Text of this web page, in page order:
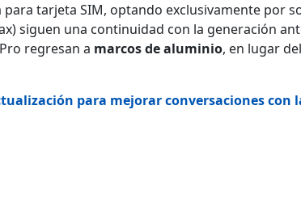
tarjeta SIM, optando exclusivamente por
siguen una continuidad con la generación
regresan a marcos de aluminio, en lugar
para mejorar conversaciones con